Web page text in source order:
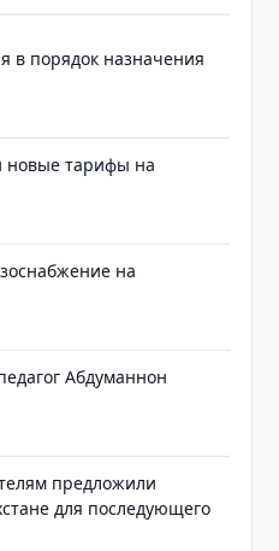
в порядок назначения
новые тарифы на
на
Абдуманнон
предложили
для последующего